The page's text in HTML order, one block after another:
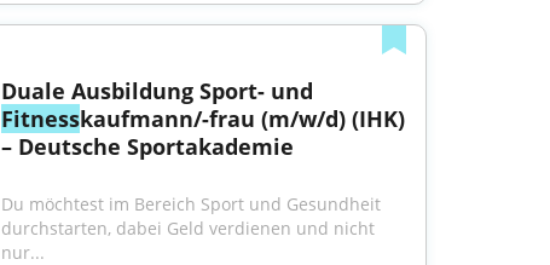
Fitnesskaufmann/-frau (m/w/d) (IHK)
– Deutsche Sportakademie
Du möchtest im Bereich Sport und Gesundheit
durchstarten, dabei Geld verdienen und nicht
nur...